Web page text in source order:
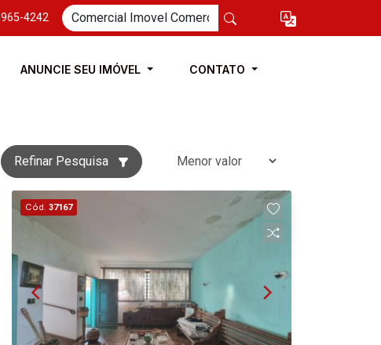
4242
ANUNCIE SEU IMÓVEL CONTATO
Refinar Pesquisa
Cód. 37167